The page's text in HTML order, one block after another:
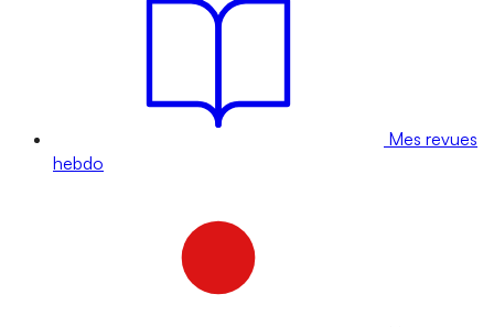
Mes revues
hebdo